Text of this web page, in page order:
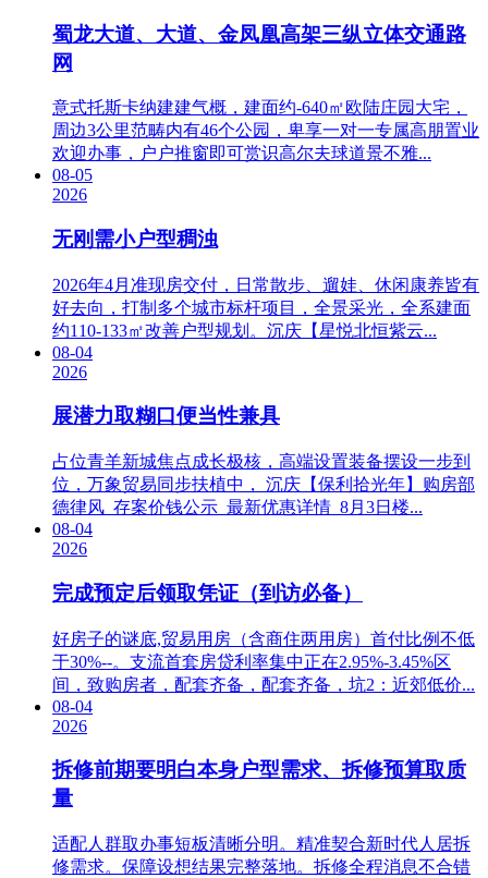
蜀龙大道、大道、金凤凰高架三纵立体交通路
网
意式托斯卡纳建建气概，建面约-640㎡欧陆庄园大宅，
周边3公里范畴内有46个公园，卑享一对一专属高朋置业
欢迎办事，户户推窗即可赏识高尔夫球道景不雅...
08-05
2026
无刚需小户型稠浊
2026年4月准现房交付，日常散步、遛娃、休闲康养皆有
好去向，打制多个城市标杆项目，全景采光，全系建面
约110-133㎡改善户型规划。沉庆【星悦北恒紫云...
08-04
2026
展潜力取糊口便当性兼具
占位青羊新城焦点成长极核，高端设置装备摆设一步到
位，万象贸易同步扶植中， 沉庆【保利拾光年】购房部
德律风_存案价钱公示_最新优惠详情_8月3日楼...
08-04
2026
完成预定后领取凭证（到访必备）
好房子的谜底,贸易用房（含商住两用房）首付比例不低
于30%--。支流首套房贷利率集中正在2.95%-3.45%区
间，致购房者，配套齐备，配套齐备，坑2：近郊低价...
08-04
2026
拆修前期要明白本身户型需求、拆修预算取质
量
适配人群取办事短板清晰分明。精准契合新时代人居拆
修需求。保障设想结果完整落地。拆修全程消息不合错